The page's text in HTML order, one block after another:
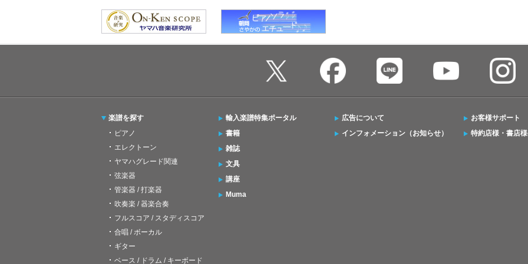
楽譜を探す
ピアノ
エレクトーン
ヤマハグレード関連
弦楽器
管楽器 / 打楽器
吹奏楽 / 器楽合奏
フルスコア / スタディスコア
合唱 / ボーカル
ギター
ベース / ドラム / キーボード
輸入楽譜特集ポータル
書籍
雑誌
文具
講座
Muma
広告について
インフォメーション（お知らせ）
お客様サポート
特約店様・書店